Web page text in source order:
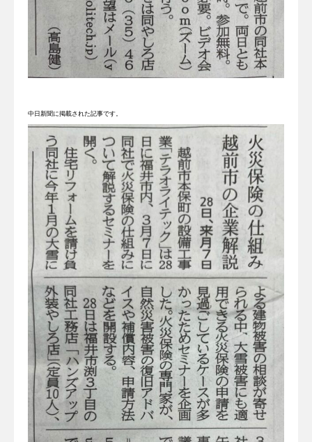
中日新聞に掲載された記事です。